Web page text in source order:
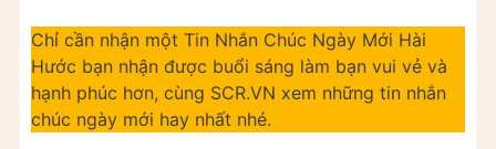
Chỉ cần nhận một Tin Nhắn Chúc Ngày Mới Hài
Hước bạn nhận được buổi sáng làm bạn vui vẻ và
hạnh phúc hơn, cùng SCR.VN xem những tin nhắn
chúc ngày mới hay nhất nhé.